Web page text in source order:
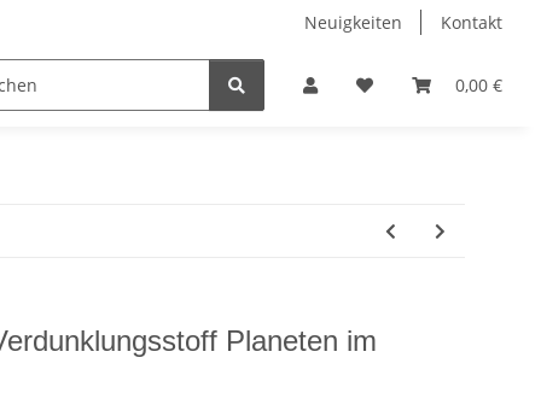
Neuigkeiten Kontakt
0,00 €
Kurzwaren
Planeten im